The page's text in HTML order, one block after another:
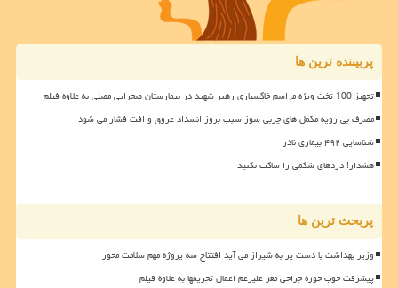
پربیننده ترین ها
تجهیز 100 تخت ویژه مراسم خاکسپاری رهبر شهید در بیمارستان صحرایی مصلی به علاوه فیلم
مصرف بی رویه مکمل های چربی سوز سبب بروز انسداد عروق و افت فشار می شود
شناسایی ۴۹۲ بیماری نادر
هشدار! دردهای شکمی را ساکت نکنید
پربحث ترین ها
وزیر بهداشت با دست پر به شیراز می آید افتتاح سه پروژه مهم سلامت محور
پیشرفت خوب حوزه جراحی مغز علیرغم اعمال تحریمها به علاوه فیلم